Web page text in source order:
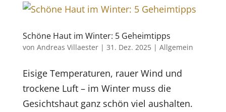
Schöne Haut im Winter: 5 Geheimtipps
von Andreas Villaester| 31. Dez. 2025| Allgemein
Eisige Temperaturen, rauer Wind und
trockene Luft – im Winter muss die
Gesichtshaut ganz schön viel aushalten.